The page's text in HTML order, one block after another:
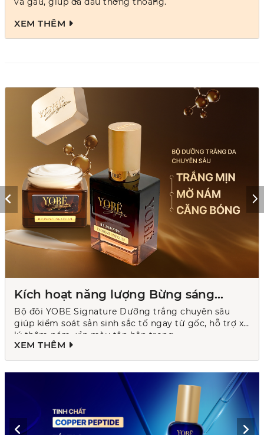
XEM THÊM
Kích hoạt năng lượng Bừng sáng
trong từng tế bào
Bộ đôi YOBE Signature Dưỡng trắng chuyên sâu
giúp kiểm soát sản sinh sắc tố ngay từ gốc, hỗ trợ xử
lý thâm nám, xỉn màu tận bên trong.
XEM THÊM